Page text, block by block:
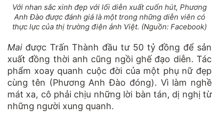
Với nhan sắc xinh đẹp với lối diễn xuất cuốn hút, Phương
Anh Đào được đánh giá là một trong những diễn viên có
thực lực của thị trường điện ảnh Việt. (Nguồn: Facebook)
Maiđược Trấn Thành đầu tư 50 tỷ đồng để sản
xuất đồng thời anh cũng ngồi ghế đạo diễn. Tác
phẩm xoay quanh cuộc đời của một phụ nữ đẹp
cùng tên (Phương Anh Đào đóng). Vì làm nghề
mát xa, cô phải chịu những lời bàn tán, dị nghị từ
những người xung quanh.